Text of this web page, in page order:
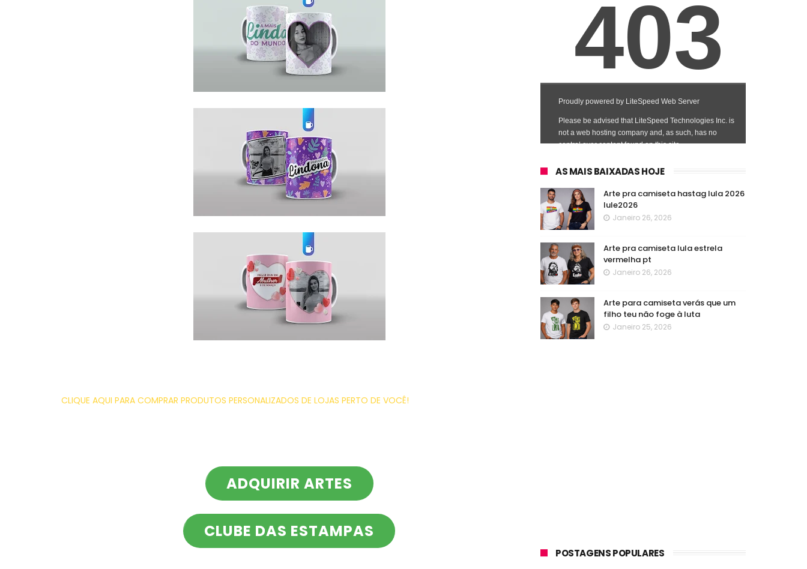
CLIQUE AQUI PARA COMPRAR PRODUTOS PERSONALIZADOS DE LOJAS PERTO DE VOCÊ!
ADQUIRIR ARTES
CLUBE DAS ESTAMPAS
AS MAIS BAIXADAS HOJE
Arte pra camiseta hastag lula 2026
lule2026
Janeiro 26, 2026
Arte pra camiseta lula estrela
vermelha pt
Janeiro 26, 2026
Arte para camiseta verás que um
filho teu não foge à luta
Janeiro 25, 2026
POSTAGENS POPULARES